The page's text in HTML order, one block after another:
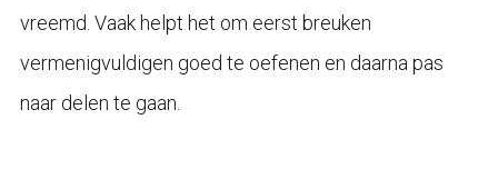
vreemd. Vaak helpt het om eerst breuken
vermenigvuldigen goed te oefenen en daarna pas
naar delen te gaan.